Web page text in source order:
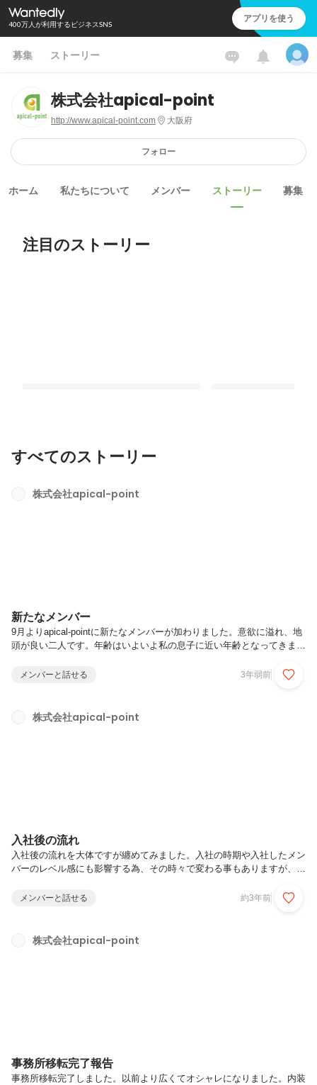
400万人が利用するビジネスSNS アプリを使う
募集 ストーリー
株式会社apical-point
http://www.apical-point.com 大阪府
フォロー
ホーム 私たちについて メンバー ストーリー 募集
注目のストーリー
最新順で表示
すべてのストーリー
株式会社apical-point
新たなメンバー
9月よりapical-pointに新たなメンバーが加わりました。意欲に溢れ、地
頭が良い二人です。年齢はいよいよ私の息子に近い年齢となってきまし
メンバーと話せる 3年弱前
株式会社apical-point
入社後の流れ
入社後の流れを大体ですが纏めてみました。入社の時期や入社したメン
バーのレベル感にも影響する為、その時々で変わる事もありますが、概
講習…弊社で働く上で必要な知識を学ぶ講習なります。・セキュリティ
本文法から複雑なデータ取得、ツールの使い方を学びます。・Java講
習…Javaの基本文法からServletを使った簡単なWEBアプリの作成を学
メンバーと話せる 約3年前
株式会社apical-point
事務所移転完了報告
事務所移転完了しました。以前より広くてオシャレになりました。内装